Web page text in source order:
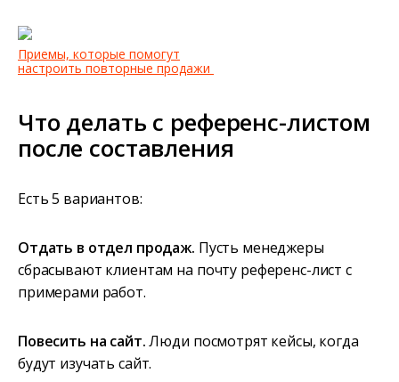
Приемы, которые помогут
настроить повторные продажи
Что делать с референс-листом
после составления
Есть 5 вариантов:
Отдать в отдел продаж. Пусть менеджеры
сбрасывают клиентам на почту референс-лист с
примерами работ.
Повесить на сайт.Люди посмотрят кейсы, когда
будут изучать сайт.